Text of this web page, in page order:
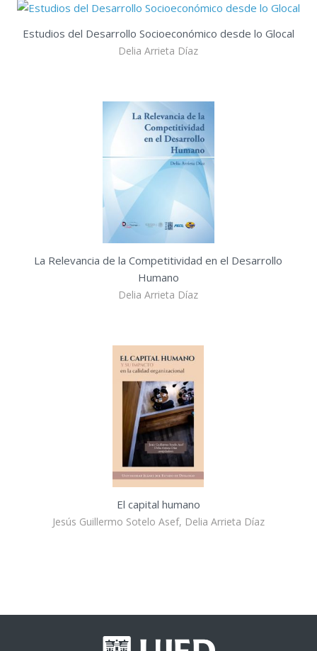
Estudios del Desarrollo Socioeconómico desde lo Glocal
Delia Arrieta Díaz
La Relevancia de la Competitividad en el Desarrollo
Humano
Delia Arrieta Díaz
El capital humano
Jesús Guillermo Sotelo Asef, Delia Arrieta Díaz